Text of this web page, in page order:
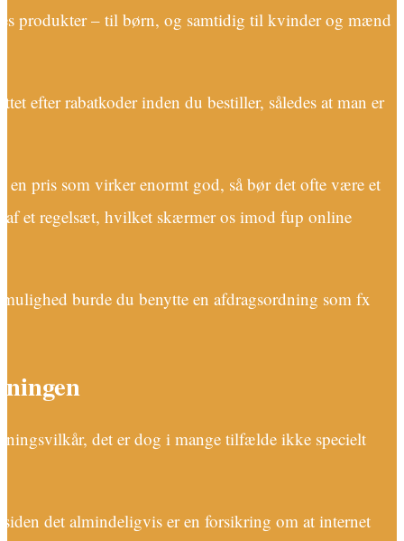
produkter – til børn, og samtidig til kvinder og mænd
efter rabatkoder inden du bestiller, således at man er
en pris som virker enormt god, så bør det ofte være et
et regelsæt, hvilket skærmer os imod fup online
burde du benytte en afdragsordning som fx
det er dog i mange tilfælde ikke specielt
det almindeligvis er en forsikring om at internet